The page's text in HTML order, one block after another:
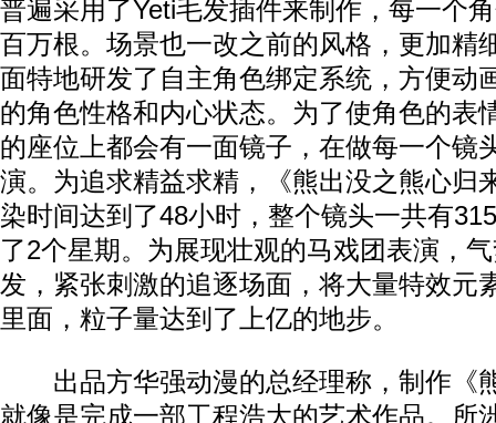
普遍采用了Yeti毛发插件来制作，每一个
百万根。场景也一改之前的风格，更加精
面特地研发了自主角色绑定系统，方便动
的角色性格和内心状态。为了使角色的表
的座位上都会有一面镜子，在做每一个镜
演。为追求精益求精，《熊出没之熊心归
染时间达到了48小时，整个镜头一共有
了2个星期。为展现壮观的马戏团表演，
发，紧张刺激的追逐场面，将大量特效元
里面，粒子量达到了上亿的地步。
出品方华强动漫的总经理称，制作《
就像是完成一部工程浩大的艺术作品。所